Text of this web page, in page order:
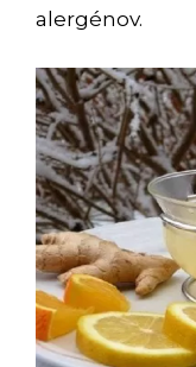
alergénov.